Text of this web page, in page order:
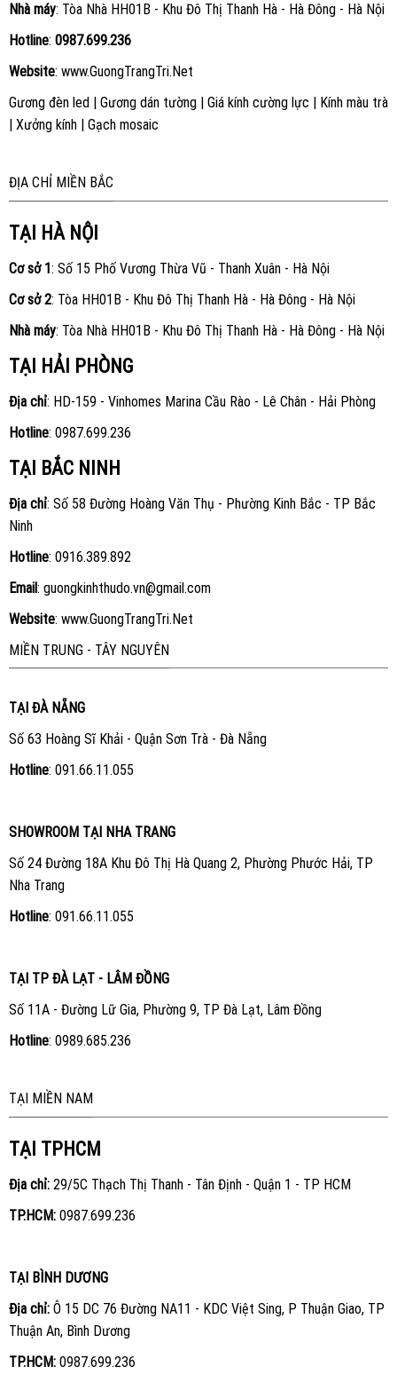
Nhà máy: Tòa Nhà HH01B - Khu Đô Thị Thanh Hà - Hà Đông - Hà Nội
Hotline: 0987.699.236
Website: www.GuongTrangTri.Net
Gương đèn led| Gương dán tường| Giá kính cường lực | Kính màu trà
| Xưởng kính| Gạch mosaic
ĐỊA CHỈ MIỀN BẮC
TẠI HÀ NỘI
Cơ sở 1: Số 15 Phố Vương Thừa Vũ - Thanh Xuân - Hà Nội
Cơ sở 2: Tòa HH01B - Khu Đô Thị Thanh Hà - Hà Đông - Hà Nội
Nhà máy: Tòa Nhà HH01B - Khu Đô Thị Thanh Hà - Hà Đông - Hà Nội
TẠI HẢI PHÒNG
Địa chỉ: HD-159 - Vinhomes Marina Cầu Rào - Lê Chân - Hải Phòng
Hotline: 0987.699.236
TẠI BẮC NINH
Địa chỉ: Số 58 Đường Hoàng Văn Thụ - Phường Kinh Bắc - TP Bắc
Ninh
Hotline: 0916.389.892
Email: guongkinhthudo.vn@gmail.com
Website: www.GuongTrangTri.Net
MIỀN TRUNG - TÂY NGUYÊN
TẠI ĐÀ NẴNG
Số 63 Hoàng Sĩ Khải - Quận Sơn Trà - Đà Nẵng
Hotline: 091.66.11.055
SHOWROOM TẠI NHA TRANG
Số 24 Đường 18A Khu Đô Thị Hà Quang 2, Phường Phước Hải, TP
Nha Trang
Hotline: 091.66.11.055
TẠI TP ĐÀ LẠT - LÂM ĐỒNG
Số 11A - Đường Lữ Gia, Phường 9, TP Đà Lạt, Lâm Đồng
Hotline: 0989.685.236
TẠI MIỀN NAM
TẠI TPHCM
Địa chỉ:29/5C Thạch Thị Thanh - Tân Định - Quận 1 - TP HCM
TP.HCM: 0987.699.236
TẠI BÌNH DƯƠNG
Địa chỉ:Ô 15 DC 76 Đường NA11 - KDC Việt Sing, P Thuận Giao, TP
Thuận An, Bình Dương
TP.HCM: 0987.699.236